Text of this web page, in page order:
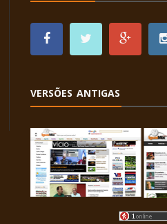
VERSÕES ANTIGAS